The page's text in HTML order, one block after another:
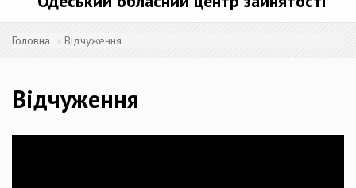
Головна Відчуження
Відчуження